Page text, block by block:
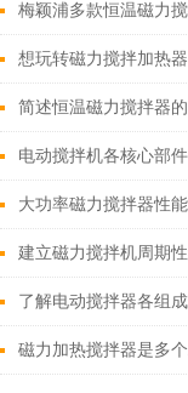
梅颖浦多款恒温磁力
想玩转磁力搅拌加热
简述恒温磁力搅拌器的
电动搅拌机各核心部
大功率磁力搅拌器性
建立磁力搅拌机周期
了解电动搅拌器各组
磁力加热搅拌器是多